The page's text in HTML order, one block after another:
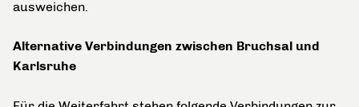
ausweichen.
Alternative Verbindungen zwischen Bruchsal und
Karlsruhe